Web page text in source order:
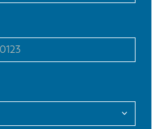
NL
EN-US